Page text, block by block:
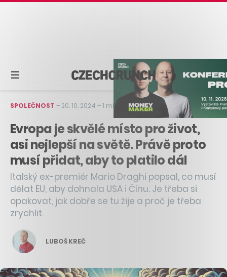
SPOLEČNOST – 20. 10. 2024 –1 min čtení
Evropa je skvělé místo pro život,
asi nejlepší na světě. Právě proto
musí přidat, aby to platilo dál
Italský ex-premiér Mario Draghi popsal, co musí
dělat EU, aby dohnala USA i Čínu. Je třeba si
opakovat, jak dobře se tu žije a proč je třeba
zrychlit.
LUBOŠ KREČ